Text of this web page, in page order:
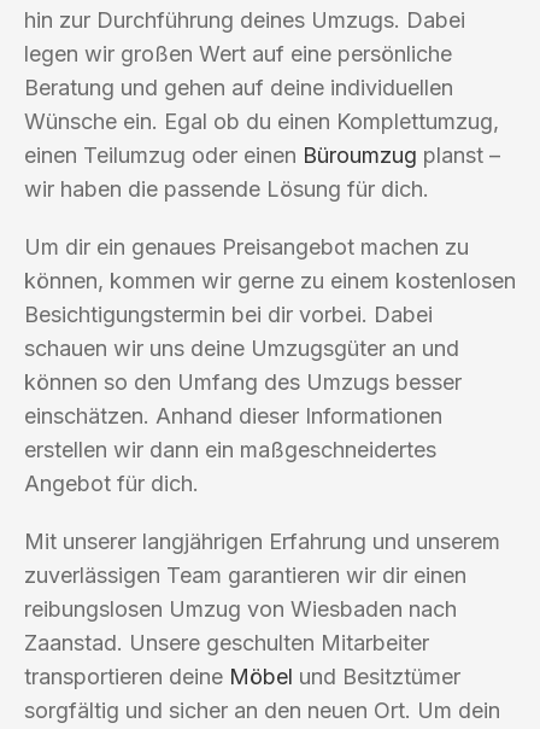
hin zur Durchführung deines Umzugs. Dabei
legen wir großen Wert auf eine persönliche
Beratung und gehen auf deine individuellen
Wünsche ein. Egal ob du einen Komplettumzug,
einen Teilumzug oder einen Büroumzug planst –
wir haben die passende Lösung für dich.
Um dir ein genaues Preisangebot machen zu
können, kommen wir gerne zu einem kostenlosen
Besichtigungstermin bei dir vorbei. Dabei
schauen wir uns deine Umzugsgüter an und
können so den Umfang des Umzugs besser
einschätzen. Anhand dieser Informationen
erstellen wir dann ein maßgeschneidertes
Angebot für dich.
Mit unserer langjährigen Erfahrung und unserem
zuverlässigen Team garantieren wir dir einen
reibungslosen Umzug von Wiesbaden nach
Zaanstad. Unsere geschulten Mitarbeiter
transportieren deine Möbel und Besitztümer
sorgfältig und sicher an den neuen Ort. Um dein